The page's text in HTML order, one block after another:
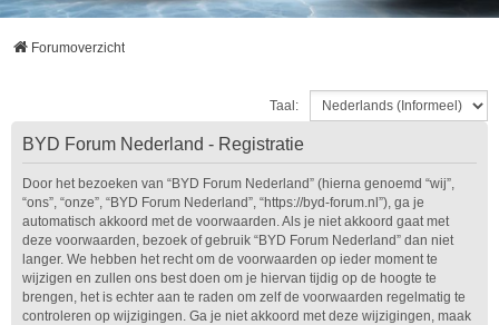
Forumoverzicht
Taal:
BYD Forum Nederland - Registratie
Door het bezoeken van “BYD Forum Nederland” (hierna genoemd “wij”,
“ons”, “onze”, “BYD Forum Nederland”, “https://byd-forum.nl”), ga je
automatisch akkoord met de voorwaarden. Als je niet akkoord gaat met
deze voorwaarden, bezoek of gebruik “BYD Forum Nederland” dan niet
langer. We hebben het recht om de voorwaarden op ieder moment te
wijzigen en zullen ons best doen om je hiervan tijdig op de hoogte te
brengen, het is echter aan te raden om zelf de voorwaarden regelmatig te
controleren op wijzigingen. Ga je niet akkoord met deze wijzigingen, maak